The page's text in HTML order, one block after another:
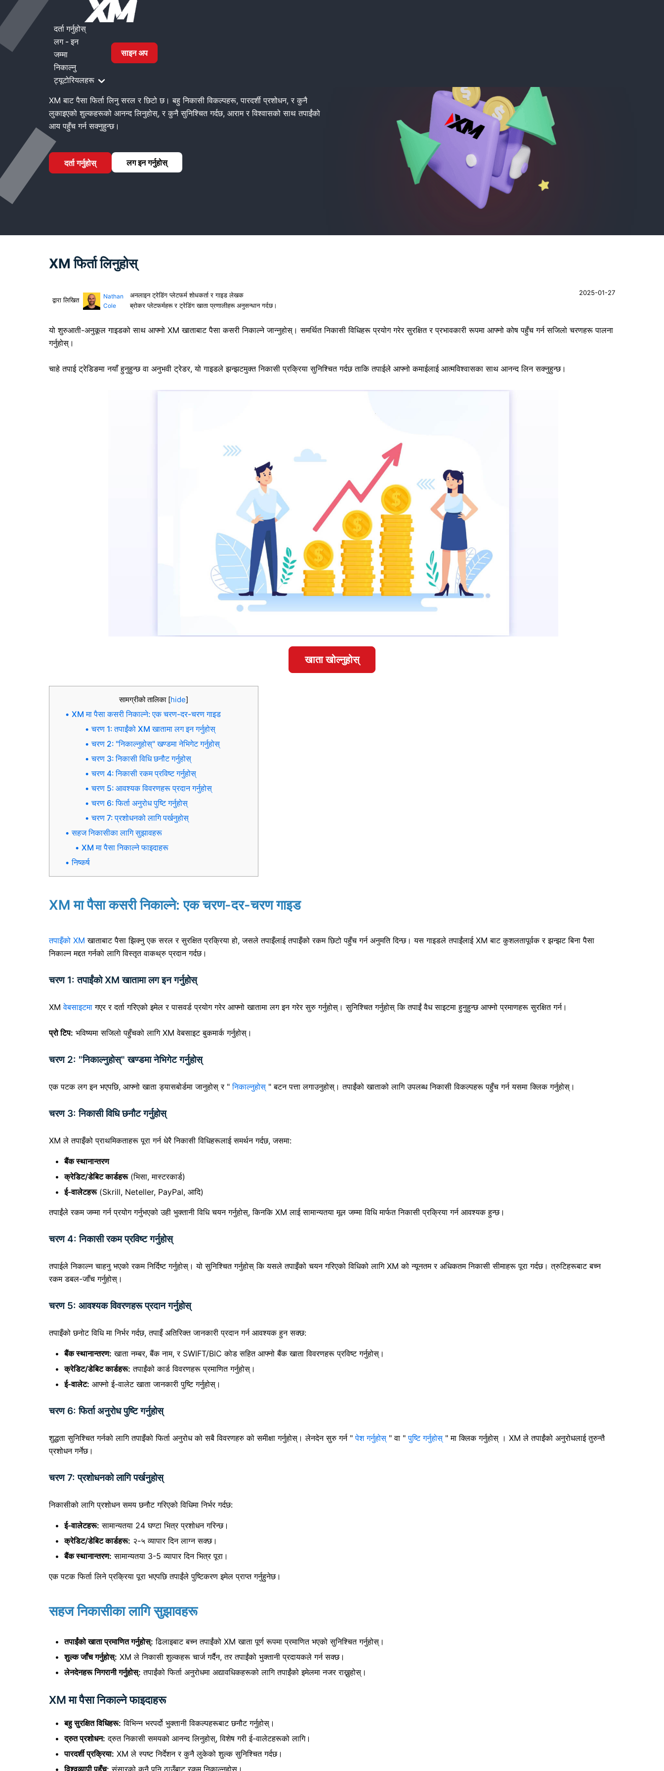
दर्ता गर्नुहोस्
लग - इन
जम्मा
निकाल्नु
ट्यूटोरियलहरू
साइन अप
XM फिर्ता लिनुहोस्
XM फिर्ता लिनुहोस्
XM बाट पैसा फिर्ता लिनु सरल र छिटो छ। बहु निकासी विकल्पहरू, पारदर्शी प्रशोधन, र कुनै
लुकाइएको शुल्कहरूको आनन्द लिनुहोस्, र कुनै सुनिश्चित गर्दछ, आराम र विश्वासको साथ तपाईंको
आय पहुँच गर्न सक्नुहुन्छ।
दर्ता गर्नुहोस् लग इन गर्नुहोस्
XM फिर्ता लिनुहोस्
द्वारा लिखित
Nathan
Cole
अनलाइन ट्रेडिंग प्लेटफर्म शोधकर्ता र गाइड लेखक
ब्रोकर प्लेटफर्महरू र ट्रेडिंग खाता प्रणालीहरू अनुसन्धान गर्दछ।
2025-01-27
यो शुरुआती-अनुकूल गाइडको साथ आफ्नो XM खाताबाट पैसा कसरी निकाल्ने जान्नुहोस्। समर्थित निकासी विधिहरू प्रयोग गरेर सुरक्षित र प्रभावकारी रूपमा आफ्नो कोष पहुँच गर्न सजिलो चरणहरू पालना
गर्नुहोस्।
चाहे तपाई ट्रेडिङमा नयाँ हुनुहुन्छ वा अनुभवी ट्रेडर, यो गाइडले झन्झटमुक्त निकासी प्रक्रिया सुनिश्चित गर्दछ ताकि तपाईले आफ्नो कमाईलाई आत्मविश्वासका साथ आनन्द लिन सक्नुहुन्छ।
खाता खोल्नुहोस्
सामग्रीको तालिका [hide]
XM मा पैसा कसरी निकाल्ने: एक चरण-दर-चरण गाइड
चरण 1: तपाईंको XM खातामा लग इन गर्नुहोस्
चरण 2: "निकाल्नुहोस्" खण्डमा नेभिगेट गर्नुहोस्
चरण 3: निकासी विधि छनौट गर्नुहोस्
चरण 4: निकासी रकम प्रविष्ट गर्नुहोस्
चरण 5: आवश्यक विवरणहरू प्रदान गर्नुहोस्
चरण 6: फिर्ता अनुरोध पुष्टि गर्नुहोस्
चरण 7: प्रशोधनको लागि पर्खनुहोस्
सहज निकासीका लागि सुझावहरू
XM मा पैसा निकाल्ने फाइदाहरू
निष्कर्ष
XM मा पैसा कसरी निकाल्ने: एक चरण-दर-चरण गाइड
तपाइँको XM खाताबाट पैसा झिक्नुएक सरल र सुरक्षित प्रक्रिया हो, जसले तपाइँलाई तपाइँको रकम छिटो पहुँच गर्न अनुमति दिन्छ। यस गाइडले तपाईंलाई XM बाट कुशलतापूर्वक र झन्झट बिना पैसा
निकाल्न मद्दत गर्नको लागि विस्तृत वाकथ्रु प्रदान गर्दछ।
चरण 1: तपाईंको XM खातामा लग इन गर्नुहोस्
XMवेबसाइटमा गएर र दर्ता गरिएको इमेल र पासवर्ड प्रयोग गरेर आफ्नो खातामा लग इन गरेर सुरु गर्नुहोस्। सुनिश्चित गर्नुहोस् कि तपाईं वैध साइटमा हुनुहुन्छ आफ्नो प्रमाणहरू सुरक्षित गर्न।
प्रो टिप: भविष्यमा सजिलो पहुँचको लागि XM वेबसाइट बुकमार्क गर्नुहोस्।
चरण 2: "निकाल्नुहोस्" खण्डमा नेभिगेट गर्नुहोस्
एक पटक लग इन भएपछि, आफ्नो खाता ड्यासबोर्डमा जानुहोस् र "निकाल्नुहोस् " बटन पत्ता लगाउनुहोस्। तपाईंको खाताको लागि उपलब्ध निकासी विकल्पहरू पहुँच गर्न यसमा क्लिक गर्नुहोस्।
चरण 3: निकासी विधि छनौट गर्नुहोस्
XM ले तपाइँको प्राथमिकताहरू पूरा गर्न धेरै निकासी विधिहरूलाई समर्थन गर्दछ, जसमा:
बैंक स्थानान्तरण
क्रेडिट/डेबिट कार्डहरू(भिसा, मास्टरकार्ड)
ई-वालेटहरू(Skrill, Neteller, PayPal, आदि)
तपाईंले रकम जम्मा गर्न प्रयोग गर्नुभएको उही भुक्तानी विधि चयन गर्नुहोस्, किनकि XM लाई सामान्यतया मूल जम्मा विधि मार्फत निकासी प्रक्रिया गर्न आवश्यक हुन्छ।
चरण 4: निकासी रकम प्रविष्ट गर्नुहोस्
तपाईले निकाल्न चाहनु भएको रकम निर्दिष्ट गर्नुहोस्। यो सुनिश्चित गर्नुहोस् कि यसले तपाइँको चयन गरिएको विधिको लागि XM को न्यूनतम र अधिकतम निकासी सीमाहरू पूरा गर्दछ। त्रुटिहरूबाट बच्न
रकम डबल-जाँच गर्नुहोस्।
चरण 5: आवश्यक विवरणहरू प्रदान गर्नुहोस्
तपाइँको छनोट विधि मा निर्भर गर्दछ, तपाइँ अतिरिक्त जानकारी प्रदान गर्न आवश्यक हुन सक्छ:
बैंक स्थानान्तरण: खाता नम्बर, बैंक नाम, र SWIFT/BIC कोड सहित आफ्नो बैंक खाता विवरणहरू प्रविष्ट गर्नुहोस्।
क्रेडिट/डेबिट कार्डहरू: तपाईंको कार्ड विवरणहरू प्रमाणित गर्नुहोस्।
ई-वालेट: आफ्नो ई-वालेट खाता जानकारी पुष्टि गर्नुहोस्।
चरण 6: फिर्ता अनुरोध पुष्टि गर्नुहोस्
शुद्धता सुनिश्चित गर्नको लागि तपाइँको फिर्ता अनुरोध को सबै विवरणहरु को समीक्षा गर्नुहोस्।लेनदेन सुरु गर्न "पेश गर्नुहोस् " वा "पुष्टि गर्नुहोस् " मा क्लिक गर्नुहोस् । XM ले तपाईंको अनुरोधलाई तुरुन्तै
प्रशोधन गर्नेछ।
चरण 7: प्रशोधनको लागि पर्खनुहोस्
निकासीको लागि प्रशोधन समय छनौट गरिएको विधिमा निर्भर गर्दछ:
ई-वालेटहरू: सामान्यतया 24 घण्टा भित्र प्रशोधन गरिन्छ।
क्रेडिट/डेबिट कार्डहरू: २-५ व्यापार दिन लाग्न सक्छ।
बैंक स्थानान्तरण: सामान्यतया 3-5 व्यापार दिन भित्र पूरा।
एक पटक फिर्ता लिने प्रक्रिया पूरा भएपछि तपाईंले पुष्टिकरण इमेल प्राप्त गर्नुहुनेछ।
सहज निकासीका लागि सुझावहरू
तपाईंको खाता प्रमाणित गर्नुहोस्: ढिलाइबाट बच्न तपाईंको XM खाता पूर्ण रूपमा प्रमाणित भएको सुनिश्चित गर्नुहोस्।
शुल्क जाँच गर्नुहोस्: XM ले निकासी शुल्कहरू चार्ज गर्दैन, तर तपाईंको भुक्तानी प्रदायकले गर्न सक्छ।
लेनदेनहरू निगरानी गर्नुहोस्: तपाईंको फिर्ता अनुरोधमा अद्यावधिकहरूको लागि तपाईंको इमेलमा नजर राख्नुहोस्।
XM मा पैसा निकाल्ने फाइदाहरू
बहु सुरक्षित विधिहरू: विभिन्न भरपर्दो भुक्तानी विकल्पहरूबाट छनौट गर्नुहोस्।
द्रुत प्रशोधन: द्रुत निकासी समयको आनन्द लिनुहोस्, विशेष गरी ई-वालेटहरूको लागि।
पारदर्शी प्रक्रिया: XM ले स्पष्ट निर्देशन र कुनै लुकेको शुल्क सुनिश्चित गर्दछ।